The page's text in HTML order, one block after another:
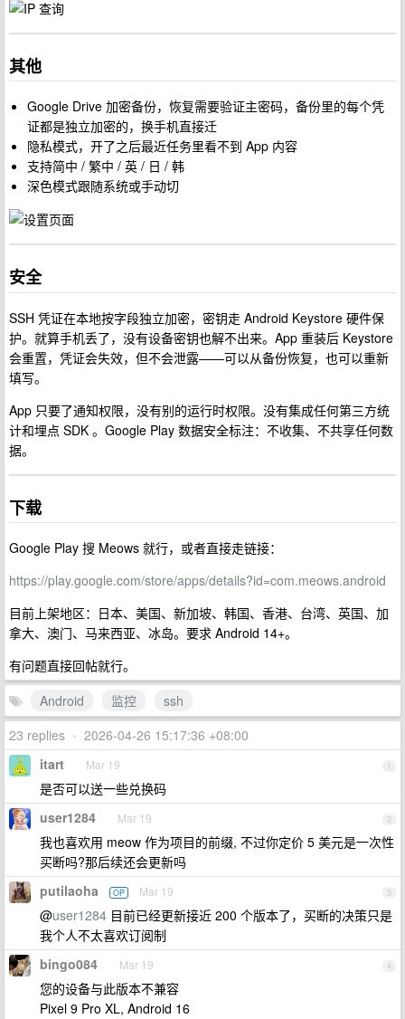
其他
Google Drive 加密备份，恢复需要验证主密码，备份里的每个凭
证都是独立加密的，换手机直接迁
隐私模式，开了之后最近任务里看不到 App 内容
支持简中 / 繁中 / 英 / 日 / 韩
深色模式跟随系统或手动切
安全
SSH 凭证在本地按字段独立加密，密钥走 Android Keystore 硬件保
护。就算手机丢了，没有设备密钥也解不出来。App 重装后 Keystore
会重置，凭证会失效，但不会泄露——可以从备份恢复，也可以重新
填写。
App 只要了通知权限，没有别的运行时权限。没有集成任何第三方统
计和埋点 SDK 。Google Play 数据安全标注：不收集、不共享任何数
据。
下载
Google Play 搜 Meows 就行，或者直接走链接：
https://play.google.com/store/apps/details?id=com.meows.android
目前上架地区：日本、美国、新加坡、韩国、香港、台湾、英国、加
拿大、澳门、马来西亚、冰岛。要求 Android 14+。
有问题直接回帖就行。
Android
监控
ssh
23 replies • 2026-04-26 15:17:36 +08:00
1
itart Mar 19
是否可以送一些兑换码
2
user1284 Mar 19
我也喜欢用 meow 作为项目的前缀, 不过你定价 5 美元是一次性
买断吗?那后续还会更新吗
3
putilaoha OP Mar 19
@user1284 目前已经更新接近 200 个版本了，买断的决策只是
我个人不太喜欢订阅制
4
bingo084 Mar 19
您的设备与此版本不兼容
Pixel 9 Pro XL, Android 16